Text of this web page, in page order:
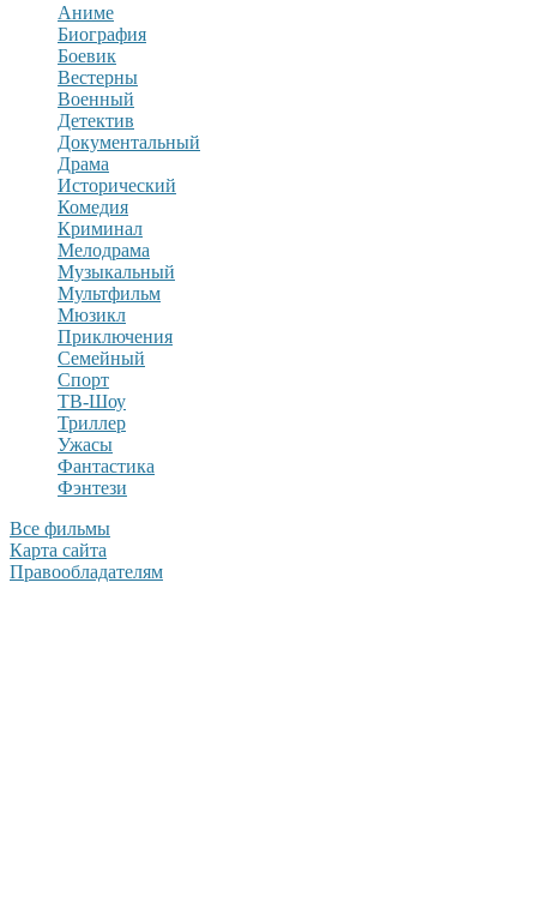
Аниме
Биография
Боевик
Вестерны
Военный
Детектив
Документальный
Драма
Исторический
Комедия
Криминал
Мелодрама
Музыкальный
Мультфильм
Мюзикл
Приключения
Семейный
Спорт
ТВ-Шоу
Триллер
Ужасы
Фантастика
Фэнтези
Все фильмы
Карта сайта
Правообладателям